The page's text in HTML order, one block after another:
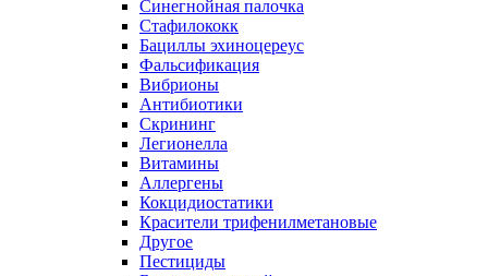
Синегнойная палочка
Стафилококк
Бациллы эхиноцереус
Фальсификация
Вибрионы
Антибиотики
Скрининг
Легионелла
Витамины
Аллергены
Кокцидиостатики
Красители трифенилметановые
Другое
Пестициды